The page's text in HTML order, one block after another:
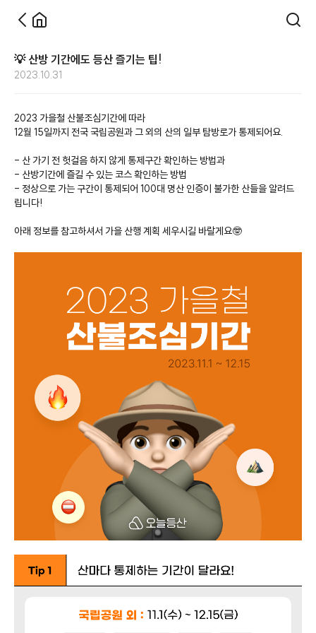
💡 산방 기간에도 등산 즐기는 팁!
2023.10.31
2023 가을철 산불조심기간에 따라
12월 15일까지 전국 국립공원과 그 외의 산의 일부 탐방로가 통제되어요.
- 산 가기 전 헛걸음 하지 않게 통제구간 확인하는 방법과
- 산방기간에 즐길 수 있는 코스 확인하는 방법
- 정상으로 가는 구간이 통제되어 100대 명산 인증이 불가한 산들을 알려드
립니다!
아래 정보를 참고하셔서 가을 산행 계획 세우시길 바랄게요🤓